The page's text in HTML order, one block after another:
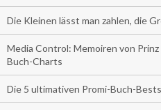
Die Kleinen lässt man zahlen, die
Media Control: Memoiren von
Buch-Charts
Die 5 ultimativen Promi-Buch-